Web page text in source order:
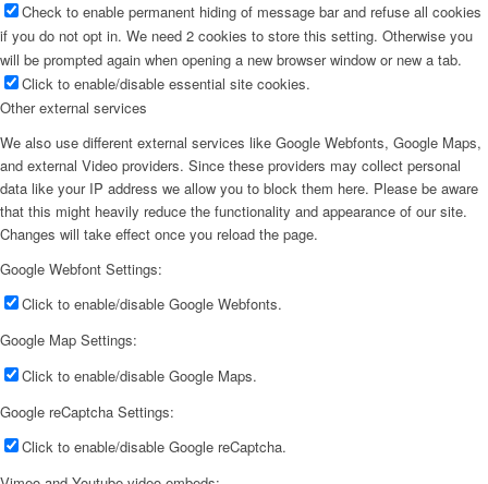
Check to enable permanent hiding of message bar and refuse all cookies
if you do not opt in. We need 2 cookies to store this setting. Otherwise you
will be prompted again when opening a new browser window or new a tab.
Click to enable/disable essential site cookies.
Other external services
We also use different external services like Google Webfonts, Google Maps,
and external Video providers. Since these providers may collect personal
data like your IP address we allow you to block them here. Please be aware
that this might heavily reduce the functionality and appearance of our site.
Changes will take effect once you reload the page.
Google Webfont Settings:
Click to enable/disable Google Webfonts.
Google Map Settings:
Click to enable/disable Google Maps.
Google reCaptcha Settings:
Click to enable/disable Google reCaptcha.